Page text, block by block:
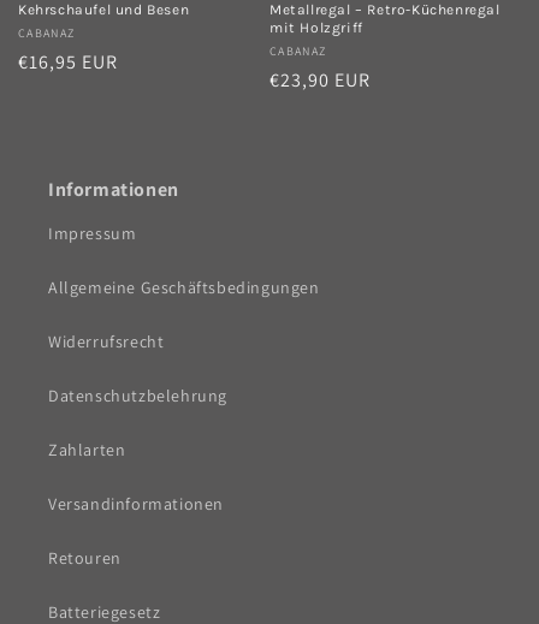
Kehrschaufel und Besen
Anbieter:
CABANAZ
Normaler
€16,95 EUR
Metallregal – Retro-Küchenregal
mit Holzgriff
Anbieter:
CABANAZ
Normaler
€23,90 EUR
Informationen
Impressum
Allgemeine Geschäftsbedingungen
Widerrufsrecht
Datenschutzbelehrung
Zahlarten
Versandinformationen
Retouren
Batteriegesetz